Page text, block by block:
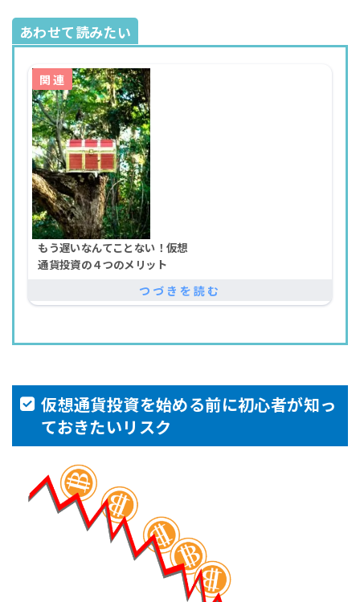
あわせて読みたい
もう遅いなんてことない！仮想
通貨投資の４つのメリット
仮想通貨投資を始める前に初心者が知っ
ておきたいリスク